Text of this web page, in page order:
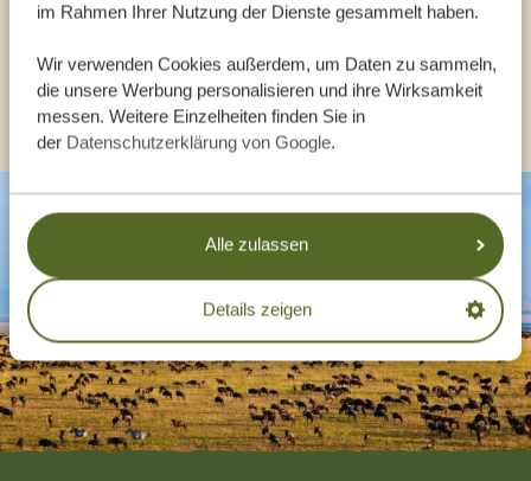
im Rahmen Ihrer Nutzung der Dienste gesammelt haben.
Wir verwenden Cookies außerdem, um Daten zu sammeln,
die unsere Werbung personalisieren und ihre Wirksamkeit
messen. Weitere Einzelheiten finden Sie in
der Datenschutzerklärung von Google.
Alle zulassen
Details zeigen
ANDERE LÄNDER
Footer